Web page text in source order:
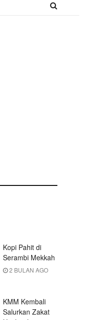
Kopi Pahit di
Serambi Mekkah
2 BULAN AGO
KMM Kembali
Salurkan Zakat